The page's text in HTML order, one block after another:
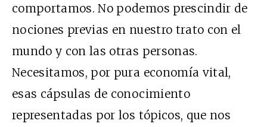
comportamos. No podemos prescindir de
nociones previas en nuestro trato con el
mundo y con las otras personas.
Necesitamos, por pura economía vital,
esas cápsulas de conocimiento
representadas por los tópicos, que nos